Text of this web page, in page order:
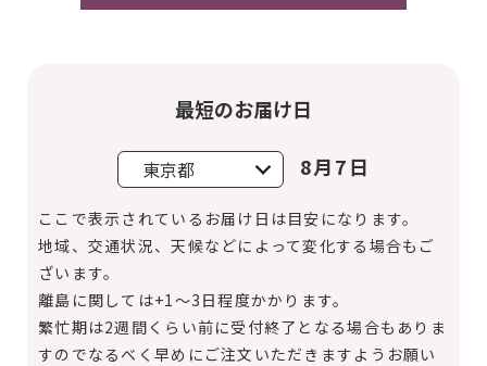
最短のお届け日
8月7日
ここで表示されているお届け日は目安になります。
地域、交通状況、天候などによって変化する場合もご
ざいます。
離島に関しては+1～3日程度かかります。
繁忙期は2週間くらい前に受付終了となる場合もありま
すのでなるべく早めにご注文いただきますようお願い